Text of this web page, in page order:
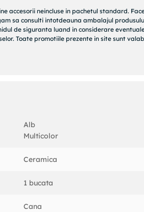
accesorii neincluse in pachetul standard.
sa consulti intotdeauna ambalajul
de siguranta luand in considerare
Toate promotiile prezente in site sunt
Alb
Multicolor
Ceramica
1 bucata
Cana